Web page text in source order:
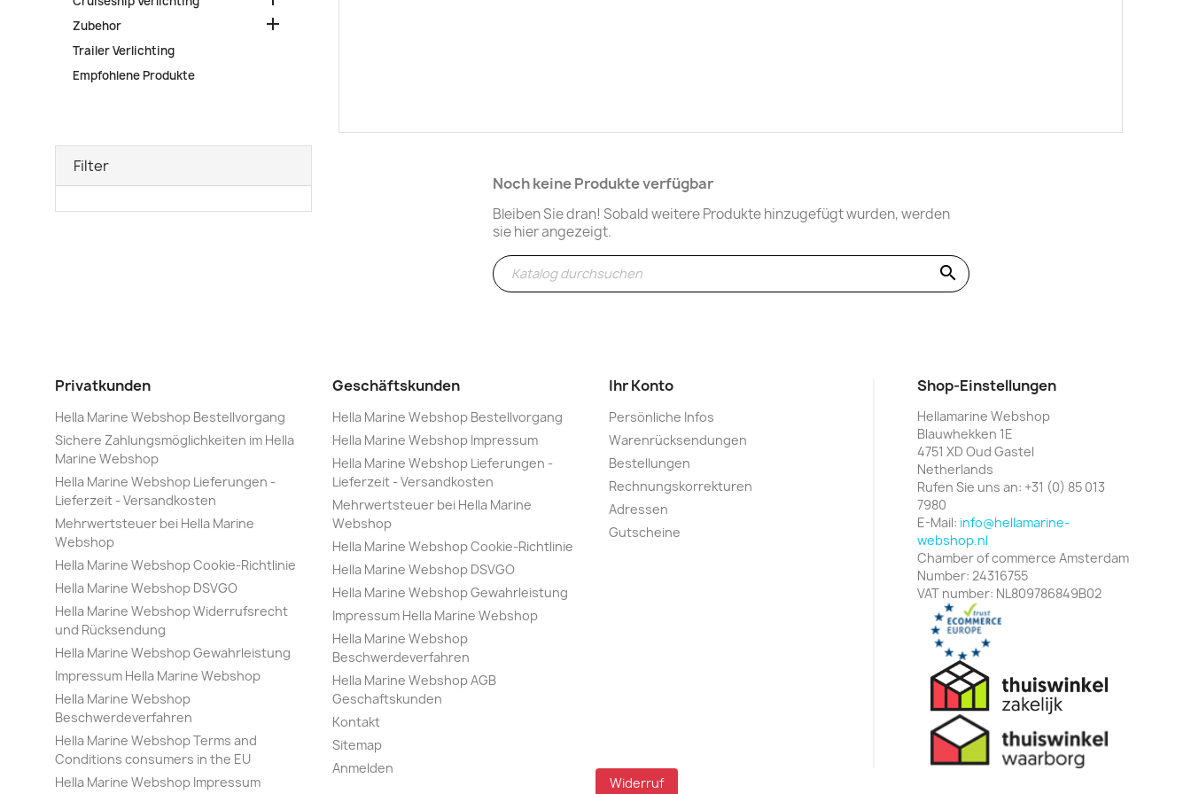
Zubehor 
Trailer Verlichting
Empfohlene Produkte
Filter
Noch keine Produkte verfügbar
Bleiben Sie dran! Sobald weitere Produkte hinzugefügt wurden, werden
sie hier angezeigt.
search
Privatkunden
Hella Marine Webshop Bestellvorgang
Sichere Zahlungsmöglichkeiten im Hella
Marine Webshop
Hella Marine Webshop Lieferungen -
Lieferzeit - Versandkosten
Mehrwertsteuer bei Hella Marine
Webshop
Hella Marine Webshop Cookie-Richtlinie
Hella Marine Webshop DSVGO
Hella Marine Webshop Widerrufsrecht
und Rücksendung
Hella Marine Webshop Gewahrleistung
Impressum Hella Marine Webshop
Hella Marine Webshop
Beschwerdeverfahren
Hella Marine Webshop Terms and
Conditions consumers in the EU
Hella Marine Webshop Impressum
Geschäftskunden
Hella Marine Webshop Bestellvorgang
Hella Marine Webshop Impressum
Hella Marine Webshop Lieferungen -
Lieferzeit - Versandkosten
Mehrwertsteuer bei Hella Marine
Webshop
Hella Marine Webshop Cookie-Richtlinie
Hella Marine Webshop DSVGO
Hella Marine Webshop Gewahrleistung
Impressum Hella Marine Webshop
Hella Marine Webshop
Beschwerdeverfahren
Hella Marine Webshop AGB
Geschaftskunden
Kontakt
Sitemap
Anmelden
Ihr Konto
Persönliche Infos
Warenrücksendungen
Bestellungen
Rechnungskorrekturen
Adressen
Gutscheine
Shop-Einstellungen
Hellamarine Webshop
Blauwhekken 1E
4751 XD Oud Gastel
Netherlands
Rufen Sie uns an: +31 (0) 85 013
7980
E-Mail: info@hellamarine-
webshop.nl
Chamber of commerce Amsterdam
Number: 24316755
VAT number: NL809786849B02
Widerruf